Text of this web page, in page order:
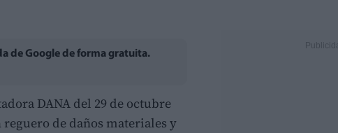
de Google de forma gratuita.
DANA del 29 de octubre
de daños materiales y